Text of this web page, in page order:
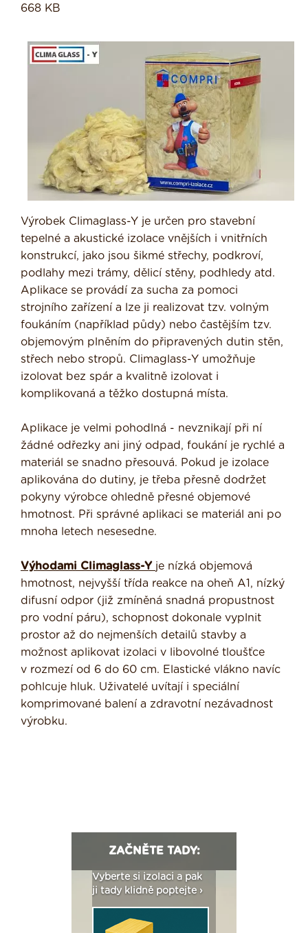
668 KB
Výrobek Climaglass-Y je určen pro stavební
tepelné a akustické izolace vnějších i vnitřních
konstrukcí, jako jsou šikmé střechy, podkroví,
podlahy mezi trámy, dělicí stěny, podhledy atd.
Aplikace se provádí za sucha za pomoci
strojního zařízení a lze ji realizovat tzv. volným
foukáním (například půdy) nebo častějším tzv.
objemovým plněním do připravených dutin stěn,
střech nebo stropů. Climaglass-Y umožňuje
izolovat bez spár a kvalitně izolovat i
komplikovaná a těžko dostupná místa.
Aplikace je velmi pohodlná - nevznikají při ní
žádné odřezky ani jiný odpad, foukání je rychlé a
materiál se snadno přesouvá. Pokud je izolace
aplikována do dutiny, je třeba přesně dodržet
pokyny výrobce ohledně přesné objemové
hmotnost. Při správné aplikaci se materiál ani po
mnoha letech nesesedne.
Výhodami Climaglass-Y je nízká objemová
hmotnost, nejvyšší třída reakce na oheň A1, nízký
difusní odpor (již zmíněná snadná propustnost
pro vodní páru), schopnost dokonale vyplnit
prostor až do nejmenších detailů stavby a
možnost aplikovat izolaci v libovolné tloušťce
v rozmezí od 6 do 60 cm. Elastické vlákno navíc
pohlcuje hluk. Uživatelé uvítají i speciální
komprimované balení a zdravotní nezávadnost
výrobku.
ZAČNĚTE TADY:
Vyberte si izolaci a pak
ji tady klidně poptejte ›